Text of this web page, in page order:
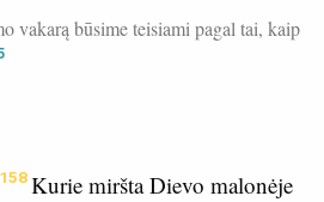
vakarą būsime teisiami pagal tai, kaip
Kurie miršta Dievo malonėje